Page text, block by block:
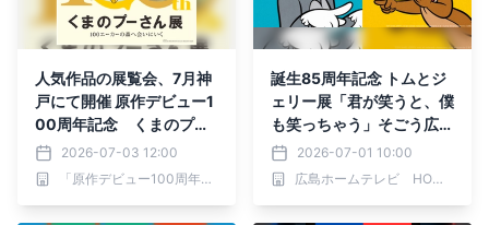
人気作品の展覧会、7月神
戸にて開催 原作デビュー1
00周年記念 くまのプー
さん展2026-07-03 12:00
「原作デビュー100周年記念 くまのプーさん展」神戸実行委員会
誕生85周年記念 トムとジ
ェリー展「君が笑うと、僕
も笑っちゃう」そごう広島
店で開催決定！
2026-07-01 10:00
広島ホームテレビ HOMEイベントセンター